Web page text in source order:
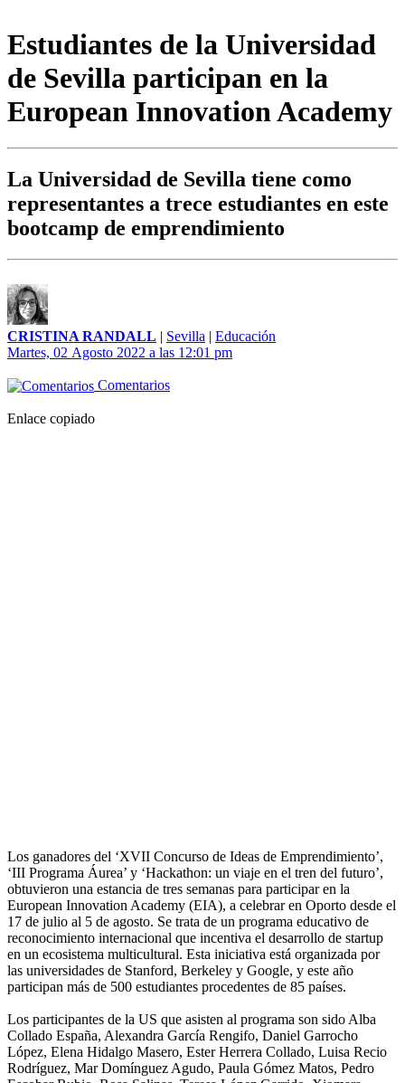
Estudiantes de la Universidad
de Sevilla participan en la
European Innovation Academy
La Universidad de Sevilla tiene como
representantes a trece estudiantes en este
bootcamp de emprendimiento
CRISTINA RANDALL | Sevilla | Educación
Martes, 02 Agosto 2022 a las 12:01 pm
Comentarios
Enlace copiado
Los ganadores del ‘XVII Concurso de Ideas de Emprendimiento’,
‘III Programa Áurea’ y ‘Hackathon: un viaje en el tren del futuro’,
obtuvieron una estancia de tres semanas para participar en la
European Innovation Academy (EIA), a celebrar en Oporto desde el
17 de julio al 5 de agosto. Se trata de un programa educativo de
reconocimiento internacional que incentiva el desarrollo de startup
en un ecosistema multicultural. Esta iniciativa está organizada por
las universidades de Stanford, Berkeley y Google, y este año
participan más de 500 estudiantes procedentes de 85 países.
Los participantes de la US que asisten al programa son sido Alba
Collado España, Alexandra García Rengifo, Daniel Garrocho
López, Elena Hidalgo Masero, Ester Herrera Collado, Luisa Recio
Rodríguez, Mar Domínguez Agudo, Paula Gómez Matos, Pedro